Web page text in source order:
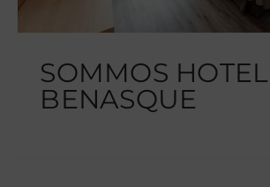
SOMMOS HOTEL
BENASQUE